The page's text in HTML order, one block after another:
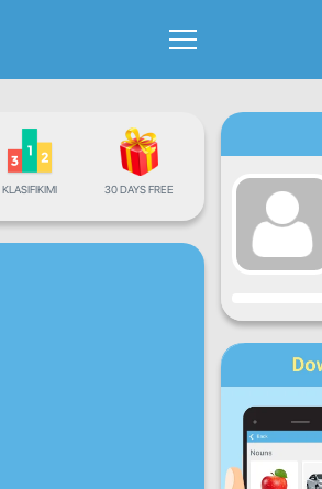
KLASIFIKIMI 30 DAYS FREE
Hën